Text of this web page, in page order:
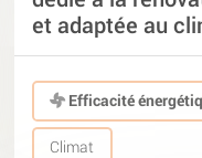
et adaptée au
Efficacité
Climat